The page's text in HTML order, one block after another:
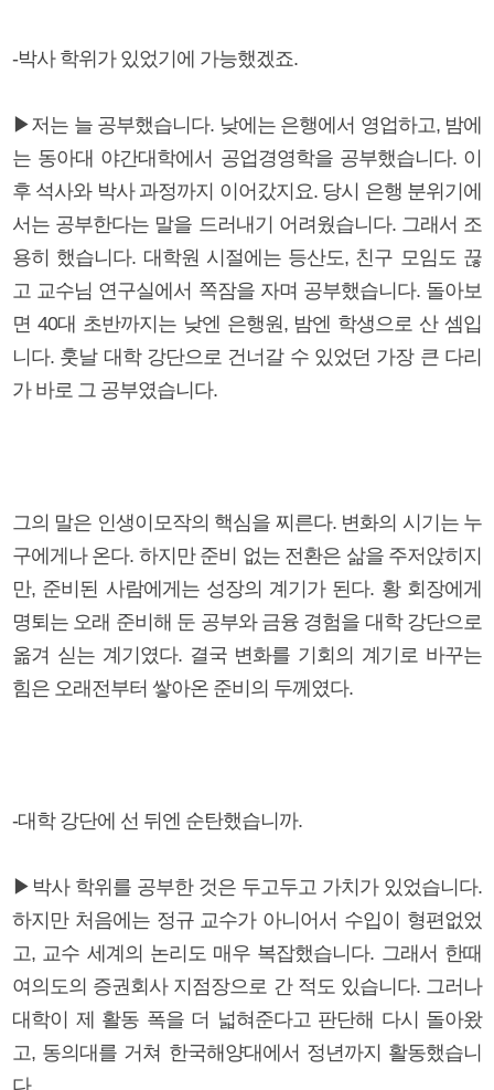
-박사 학위가 있었기에 가능했겠죠.
▶저는 늘 공부했습니다. 낮에는 은행에서 영업하고, 밤에
는 동아대 야간대학에서 공업경영학을 공부했습니다. 이
후 석사와 박사 과정까지 이어갔지요. 당시 은행 분위기에
서는 공부한다는 말을 드러내기 어려웠습니다. 그래서 조
용히 했습니다. 대학원 시절에는 등산도, 친구 모임도 끊
고 교수님 연구실에서 쪽잠을 자며 공부했습니다. 돌아보
면 40대 초반까지는 낮엔 은행원, 밤엔 학생으로 산 셈입
니다. 훗날 대학 강단으로 건너갈 수 있었던 가장 큰 다리
가 바로 그 공부였습니다.
그의 말은 인생이모작의 핵심을 찌른다. 변화의 시기는 누
구에게나 온다. 하지만 준비 없는 전환은 삶을 주저앉히지
만, 준비된 사람에게는 성장의 계기가 된다. 황 회장에게
명퇴는 오래 준비해 둔 공부와 금융 경험을 대학 강단으로
옮겨 싣는 계기였다. 결국 변화를 기회의 계기로 바꾸는
힘은 오래전부터 쌓아온 준비의 두께였다.
-대학 강단에 선 뒤엔 순탄했습니까.
▶박사 학위를 공부한 것은 두고두고 가치가 있었습니다.
하지만 처음에는 정규 교수가 아니어서 수입이 형편없었
고, 교수 세계의 논리도 매우 복잡했습니다. 그래서 한때
여의도의 증권회사 지점장으로 간 적도 있습니다. 그러나
대학이 제 활동 폭을 더 넓혀준다고 판단해 다시 돌아왔
고, 동의대를 거쳐 한국해양대에서 정년까지 활동했습니
다.